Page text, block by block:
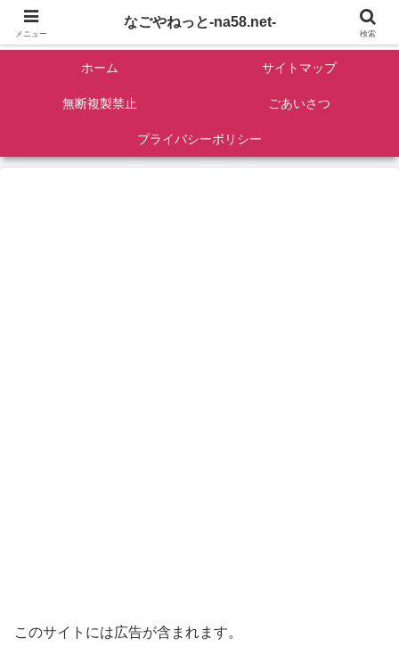
名古屋を中心に全国観光名所紹介/バンコンDIY/ゴロマル・よっちゃん夫婦のド
ホーム サイトマップ
無断複製禁止 ごあいさつ
プライバシーポリシー
このサイトには広告が含まれます。
メニュー
なごやねっと-na58.net-
検索